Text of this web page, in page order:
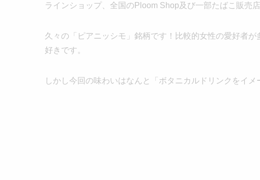
ラインショップ、全国のPloom Shop及び一部たばこ販売
久々の「ピアニッシモ」銘柄です！比較的女性の愛好者
好きです。
しかし今回の味わいはなんと「ボタニカルドリンクをイメ